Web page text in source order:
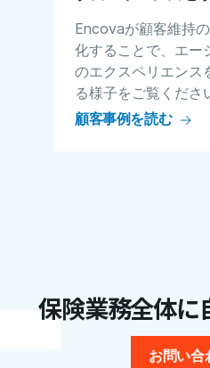
Encovaが顧客維持
化することで、エー
のエクスペリエンス
る様子をご覧くださ
顧客事例を読む
保険業務全体に
お問い合